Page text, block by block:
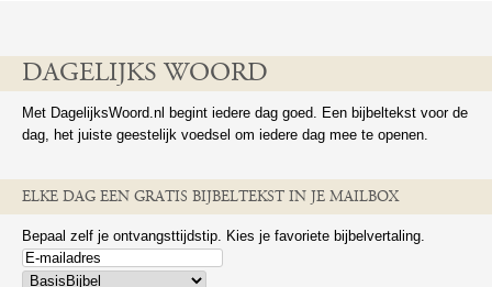
DAGELIJKS WOORD
Met DagelijksWoord.nl begint iedere dag goed. Een bijbeltekst voor de
dag, het juiste geestelijk voedsel om iedere dag mee te openen.
ELKE DAG EEN GRATIS BIJBELTEKST IN JE MAILBOX
Bepaal zelf je ontvangsttijdstip. Kies je favoriete bijbelvertaling.